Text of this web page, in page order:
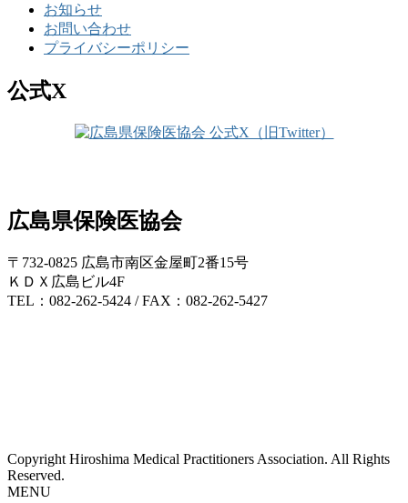
お知らせ
お問い合わせ
プライバシーポリシー
公式X
広島県保険医協会
〒732-0825 広島市南区金屋町2番15号
ＫＤＸ広島ビル4F
TEL：082-262-5424 / FAX：082-262-5427
Copyright Hiroshima Medical Practitioners Association. All Rights
Reserved.
MENU